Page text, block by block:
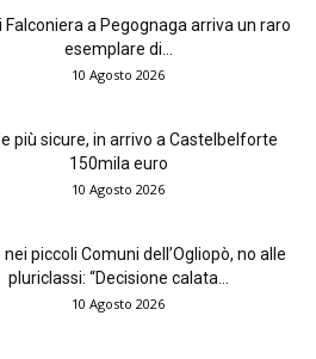
Falconiera a Pegognaga arriva un raro
esemplare di...
10 Agosto 2026
più sicure, in arrivo a Castelbelforte
150mila euro
10 Agosto 2026
piccoli Comuni dell’Ogliopò, no alle
pluriclassi: “Decisione calata...
10 Agosto 2026